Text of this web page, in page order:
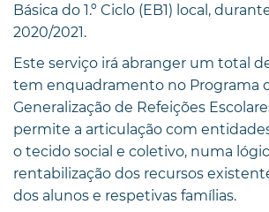
Básica do 1.º Ciclo (EB1) local,
2020/2021.
Este serviço irá abranger um total
tem enquadramento no Programa
Generalização de Refeições
permite a articulação com
o tecido social e coletivo, numa
rentabilização dos recursos
dos alunos e respetivas famílias.